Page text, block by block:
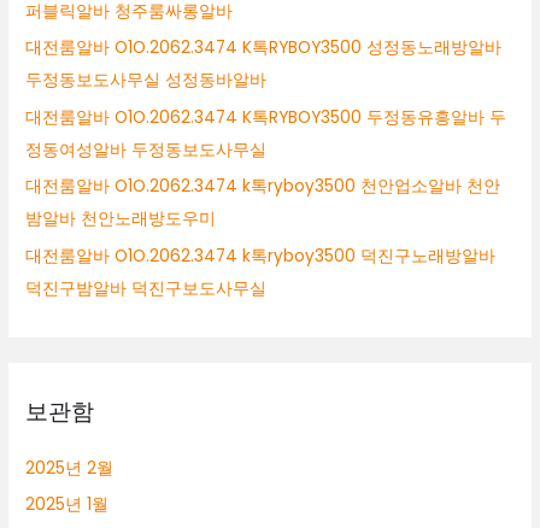
퍼블릭알바 청주룸싸롱알바
대전룸알바 O1O.2062.3474 K톡RYBOY3500 성정동노래방알바
두정동보도사무실 성정동바알바
대전룸알바 O1O.2062.3474 K톡RYBOY3500 두정동유흥알바 두
정동여성알바 두정동보도사무실
대전룸알바 O1O.2062.3474 k톡ryboy3500 천안업소알바 천안
밤알바 천안노래방도우미
대전룸알바 O1O.2062.3474 k톡ryboy3500 덕진구노래방알바
덕진구밤알바 덕진구보도사무실
보관함
2025년 2월
2025년 1월